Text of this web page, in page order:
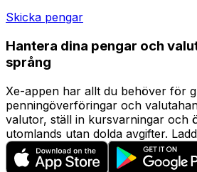
Skicka pengar
Hantera dina pengar och
språng
Xe-appen har allt du behöver för
penningöverföringar och
valutor, ställ in kursvarningar och
utomlands utan dolda avgifter.